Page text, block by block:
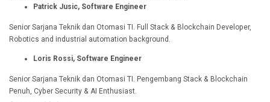
Patrick Jusic, Software Engineer
Senior Sarjana Teknik dan Otomasi TI. Full Stack & Blockchain Developer,
Robotics and industrial automation background.
Loris Rossi, Software Engineer
Senior Sarjana Teknik dan Otomasi TI. Pengembang Stack & Blockchain
Penuh, Cyber Security & AI Enthusiast.